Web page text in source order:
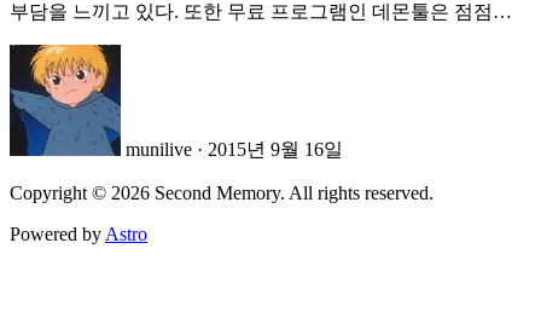
부담을 느끼고 있다. 또한 무료 프로그램인 데몬툴은 점점…
munilive · 2015년 9월 16일
Copyright © 2026 Second Memory. All rights reserved.
Powered by Astro